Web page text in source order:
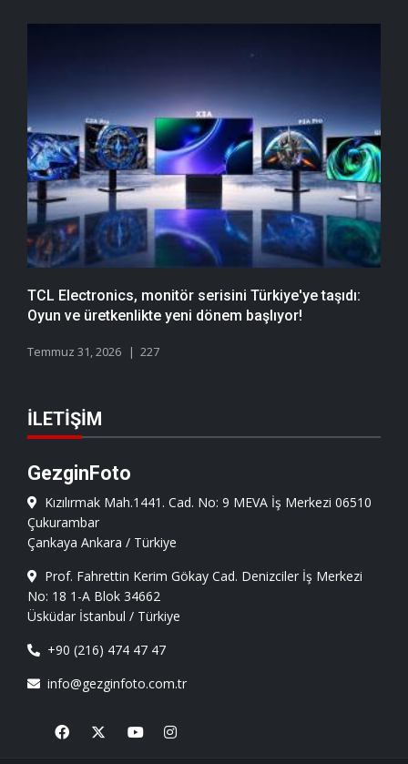
TCL Electronics, monitör serisini Türkiye'ye taşıdı:
Oyun ve üretkenlikte yeni dönem başlıyor!
Temmuz 31, 2026 227
İLETIŞIM
GezginFoto
Kızılırmak Mah.1441. Cad. No: 9 MEVA İş Merkezi 06510
Çukurambar
Çankaya Ankara / Türkiye
Prof. Fahrettin Kerim Gökay Cad. Denizciler İş Merkezi
No: 18 1-A Blok 34662
Üsküdar İstanbul / Türkiye
+90 (216) 474 47 47
info@gezginfoto.com.tr